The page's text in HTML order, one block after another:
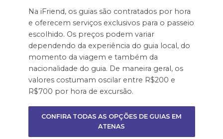
Na iFriend, os guias são contratados por hora
e oferecem serviços exclusivos para o passeio
escolhido. Os preços podem variar
dependendo da experiência do guia local, do
momento da viagem e também da
nacionalidade do guia. De maneira geral, os
valores costumam oscilar entre R$200 e
R$700 por hora de excursão.
CONFIRA TODAS AS OPÇÕES DE GUIAS EM
ATENAS